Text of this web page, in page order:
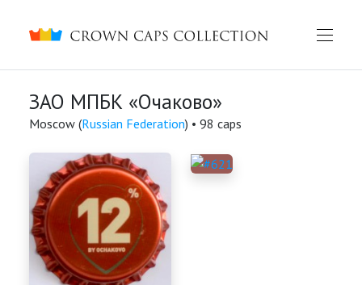
Crown caps collection
ЗАО МПБК «Очаково»
Moscow (Russian Federation) • 98 caps